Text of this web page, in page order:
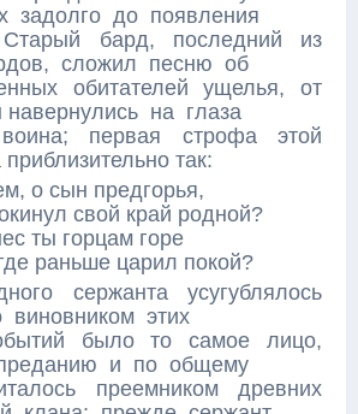
задолго до появления
Старый бард, последний из
сложил песню об
обитателей ущелья, от
навернулись на глаза
воина; первая строфа этой
так:
о сын предгорья,
свой край родной?
ты горцам горе
раньше царил покой?
сержанта усугублялось
этих
было то самое лицо,
и по общему
преемником древних